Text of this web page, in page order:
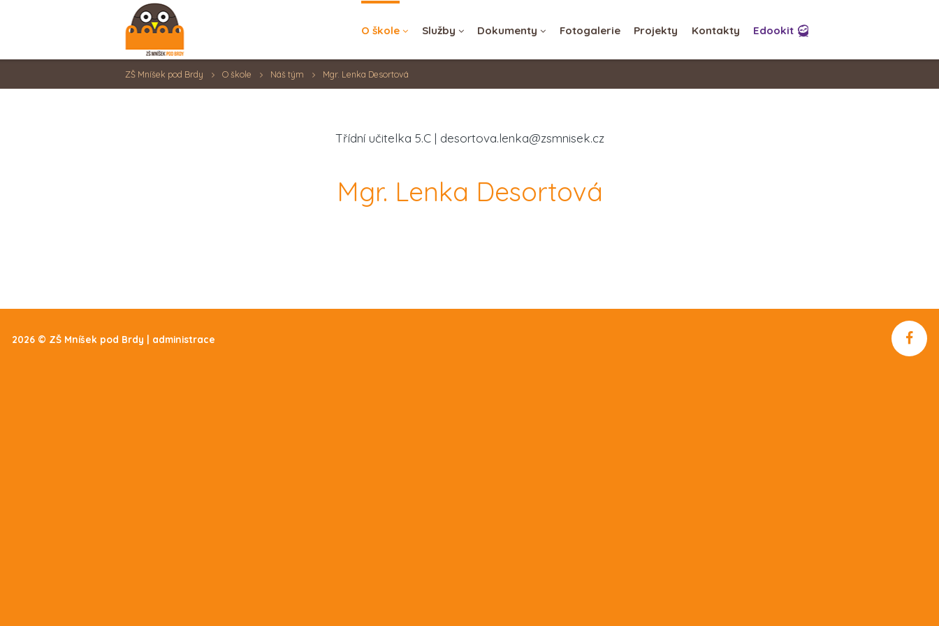
O škole Služby Dokumenty Fotogalerie Projekty Kontakty Edookit
ZŠ Mníšek pod Brdy O škole Náš tým Mgr. Lenka Desortová
Třídní učitelka 5.C | desortova.lenka@zsmnisek.cz
Mgr. Lenka Desortová
2026 © ZŠ Mníšek pod Brdy | administrace